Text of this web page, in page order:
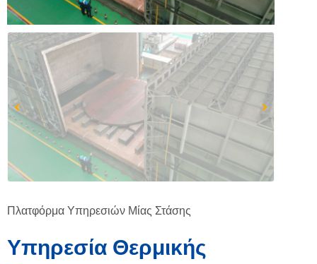
Πλατφόρμα Υπηρεσιών Μίας Στάσης
Υπηρεσία Θερμικής